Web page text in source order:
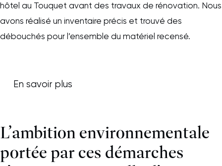
hôtel au Touquet avant des travaux de rénovation. Nous
avons réalisé un inventaire précis et trouvé des
débouchés pour l’ensemble du matériel recensé.
En savoir plus
L’ambition environnementale
portée par ces démarches